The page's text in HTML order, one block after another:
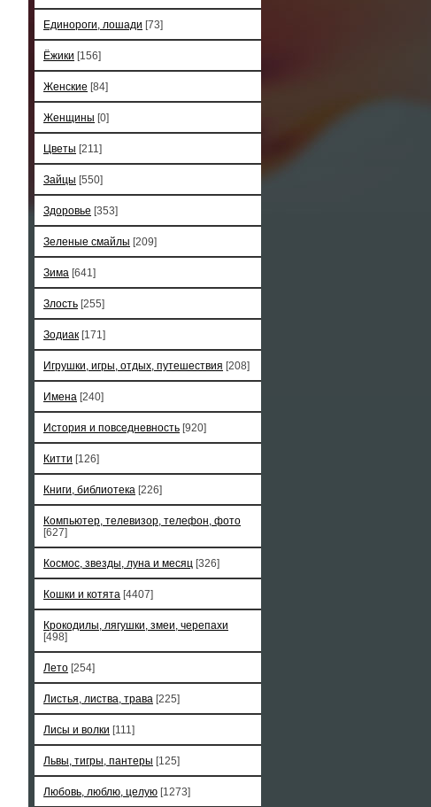
Единороги, лошади [73]
Ёжики [156]
Женские [84]
Женщины [0]
Цветы [211]
Зайцы [550]
Здоровье [353]
Зеленые смайлы [209]
Зима [641]
Злость [255]
Зодиак [171]
Игрушки, игры, отдых, путешествия [208]
Имена [240]
История и повседневность [920]
Китти [126]
Книги, библиотека [226]
Компьютер, телевизор, телефон, фото
[627]
Космос, звезды, луна и месяц [326]
Кошки и котята [4407]
Крокодилы, лягушки, змеи, черепахи
[498]
Лето [254]
Листья, листва, трава [225]
Лисы и волки [111]
Львы, тигры, пантеры [125]
Любовь, люблю, целую [1273]